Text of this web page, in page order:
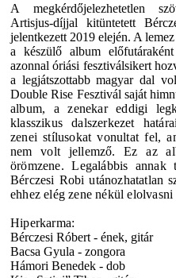
A megkérdőjelezhetetlen
Artisjus-díjjal kitüntetett
jelentkezett 2019 elején. A
a készülő album
azonnal óriási fesztiválsikert
a legjátszottabb magyar dal
Double Rise Fesztivál saját
album, a zenekar eddigi
klasszikus dalszerkezet
zenei stílusokat vonultat fel,
nem volt jellemző.Ez az
örömzene. Legalábbis
Bérczesi Robi utánozhatatlan
ehhez elég zene nékül elolvasni
Hiperkarma:
Bérczesi Róbert - ének, gitár
Bacsa Gyula - zongora
Hámori Benedek - dob